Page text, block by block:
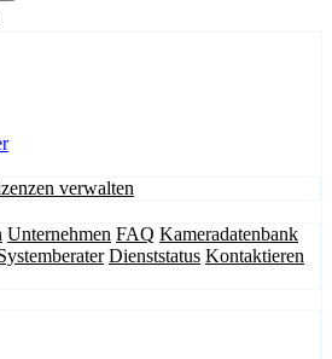
verwalten
Unternehmen FAQ Kameradatenbank
Dienststatus Kontaktieren